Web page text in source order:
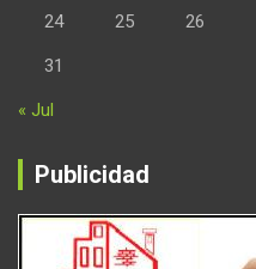
24 25 26
31
« Jul
Publicidad